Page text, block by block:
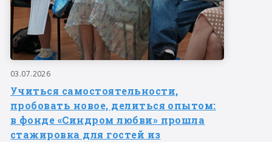
03.07.2026
Учиться самостоятельности,
пробовать новое, делиться опытом:
в фонде «Синдром любви» прошла
стажировка для гостей из